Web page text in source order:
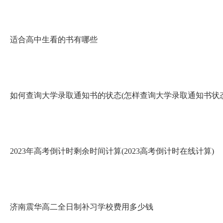
适合高中生看的书有哪些
如何查询大学录取通知书的状态(怎样查询大学录取通知书状
2023年高考倒计时剩余时间计算(2023高考倒计时在线计算)
济南震华高二全日制补习学校费用多少钱